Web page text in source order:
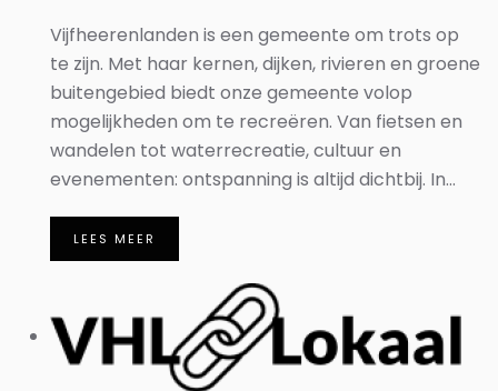
Vijfheerenlanden is een gemeente om trots op
te zijn. Met haar kernen, dijken, rivieren en groene
buitengebied biedt onze gemeente volop
mogelijkheden om te recreëren. Van fietsen en
wandelen tot waterrecreatie, cultuur en
evenementen: ontspanning is altijd dichtbij. In...
LEES MEER